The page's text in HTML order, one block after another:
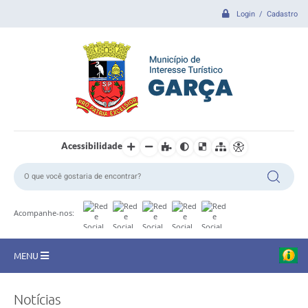
Login / Cadastro
Acessibilidade
Acompanhe-nos:
MENU
CIDADE
Notícias